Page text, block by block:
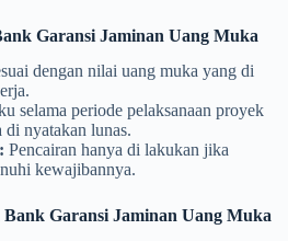
Garansi Jaminan Uang Muka
dengan nilai uang muka yang di
selama periode pelaksanaan proyek
di nyatakan lunas.
Pencairan hanya di lakukan jika
kewajibannya.
Bank Garansi Jaminan Uang Muka